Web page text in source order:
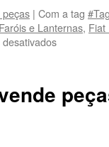
| Com a tag
Faróis e Lanternas, Fiat
2005